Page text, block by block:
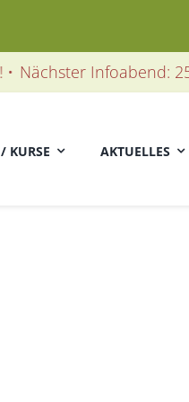
Infoabend:
KURSE AKTUELLES